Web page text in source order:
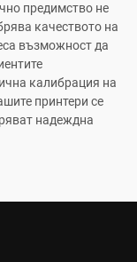
предимство не
качеството на
възможност да
калибрация на
принтери се
надеждна